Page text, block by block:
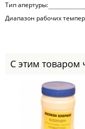
Тип апертуры:
Диапазон рабочих
С этим товаром